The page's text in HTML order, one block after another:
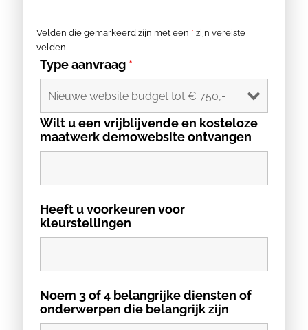
Velden die gemarkeerd zijn met een * zijn vereiste
velden
Type aanvraag *
Wilt u een vrijblijvende en kosteloze
maatwerk demowebsite ontvangen
Heeft u voorkeuren voor
kleurstellingen
Noem 3 of 4 belangrijke diensten of
onderwerpen die belangrijk zijn